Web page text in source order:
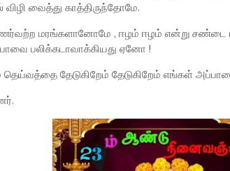
வைத்து காத்திருந்தோமே.
உணர்வற்ற மரங்களானோமே , ஈழம் ஈழம் என்று சண்டை
பலிக்கடாவாக்கியது ஏனோ !
தேடுகிறேம் தேடுகிறேம் எங்கள்